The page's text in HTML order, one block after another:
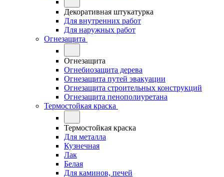
Декоративная штукатурка
Для внутренних работ
Для наружных работ
Огнезащита
Огнезащита
Огнебиозащита дерева
Огнезащита путей эвакуации
Огнезащита строительных конструкций
Огнезащита пенополиуретана
Термостойкая краска
Термостойкая краска
Для металла
Кузнечная
Лак
Белая
Для каминов, печей